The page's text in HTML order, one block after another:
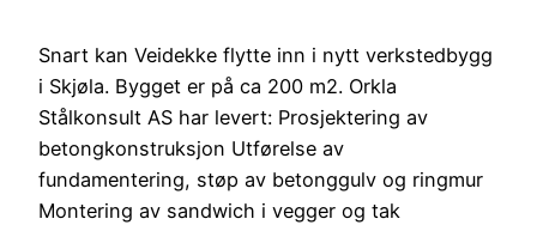
Snart kan Veidekke flytte inn i nytt verkstedbygg
i Skjøla. Bygget er på ca 200 m2. Orkla
Stålkonsult AS har levert: Prosjektering av
betongkonstruksjon Utførelse av
fundamentering, støp av betonggulv og ringmur
Montering av sandwich i vegger og tak